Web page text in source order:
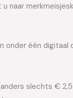
u naar
onder één digitaal
slechts €